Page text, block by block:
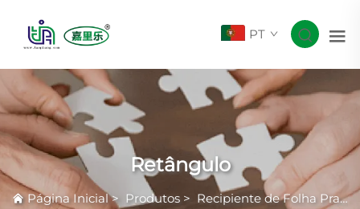
PT
Retângulo
Página Inicial> Produtos > Recipiente de Folha Prateada com Rugas Comuns